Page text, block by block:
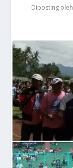
Diposting oleh